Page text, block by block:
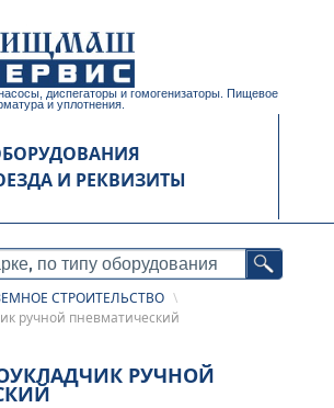
диспегаторы и гомогенизаторы. Пищевое
и уплотнения.
И РЕКВИЗИТЫ
СТРОИТЕЛЬСТВО \
ручной пневматический
РУЧНОЙ